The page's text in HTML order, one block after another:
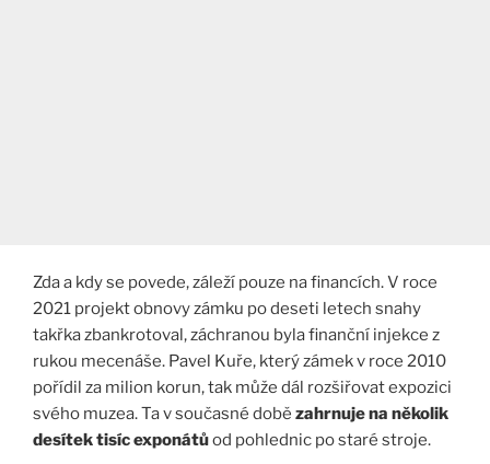
Zda a kdy se povede, záleží pouze na financích. V roce
2021 projekt obnovy zámku po deseti letech snahy
takřka zbankrotoval, záchranou byla finanční injekce z
rukou mecenáše. Pavel Kuře, který zámek v roce 2010
pořídil za milion korun, tak může dál rozšiřovat expozici
svého muzea. Ta v současné době zahrnuje na několik
desítek tisíc exponátůod pohlednic po staré stroje.